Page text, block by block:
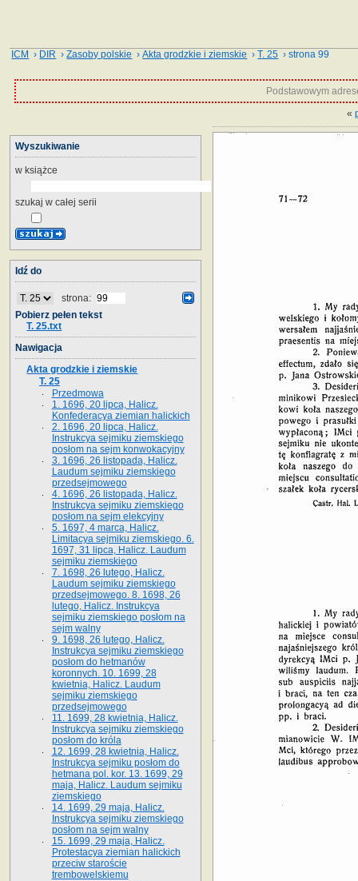
ICM › DIR ›Zasoby polskie ›Akta grodzkie i ziemskie ›T. 25 › strona 99
Podstawowym
«
Wyszukiwanie
w książce
szukaj w całej serii
Idź do
strona:
Pobierz pełen tekst
T. 25.txt
Nawigacja
Akta grodzkie i ziemskie
T. 25
Przedmowa
1. 1696, 20 lipca, Halicz.
Konfederacya ziemian halickich
2. 1696, 20 lipca, Halicz.
Instrukcya sejmiku ziemskiego
posłom na sejm konwokacyjny
3. 1696, 26 listopada, Halicz.
Laudum sejmiku ziemskiego
przedsejmowego
4. 1696, 26 listopada, Halicz.
Instrukcya sejmiku ziemskiego
posłom na sejm elekcyjny
5. 1697, 4 marca, Halicz.
Limitacya sejmiku ziemskiego. 6.
1697, 31 lipca, Halicz. Laudum
sejmiku ziemskiego
7. 1698, 26 lutego, Halicz.
Laudum sejmiku ziemskiego
przedsejmowego. 8. 1698, 26
lutego, Halicz. Instrukcya
sejmiku ziemskiego posłom na
sejm walny
9. 1698, 26 lutego, Halicz.
Instrukcya sejmiku ziemskiego
posłom do hetmanów
koronnych. 10. 1699, 28
kwietnia, Halicz. Laudum
sejmiku ziemskiego
przedsejmowego
11. 1699, 28 kwietnia, Halicz.
Instrukcya sejmiku ziemskiego
posłom do króla
12. 1699, 28 kwietnia, Halicz.
Instrukcya sejmiku posłom do
hetmana pol. kor. 13. 1699, 29
maja, Halicz. Laudum sejmiku
ziemskiego
14. 1699, 29 maja, Halicz.
Instrukcya sejmiku ziemskiego
posłom na sejm walny
15. 1699, 29 maja, Halicz.
Protestacya ziemian halickich
przeciw staroście
trembowelskiemu